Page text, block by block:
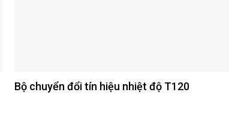
Bộ chuyển đổi tín hiệu nhiệt độ T120